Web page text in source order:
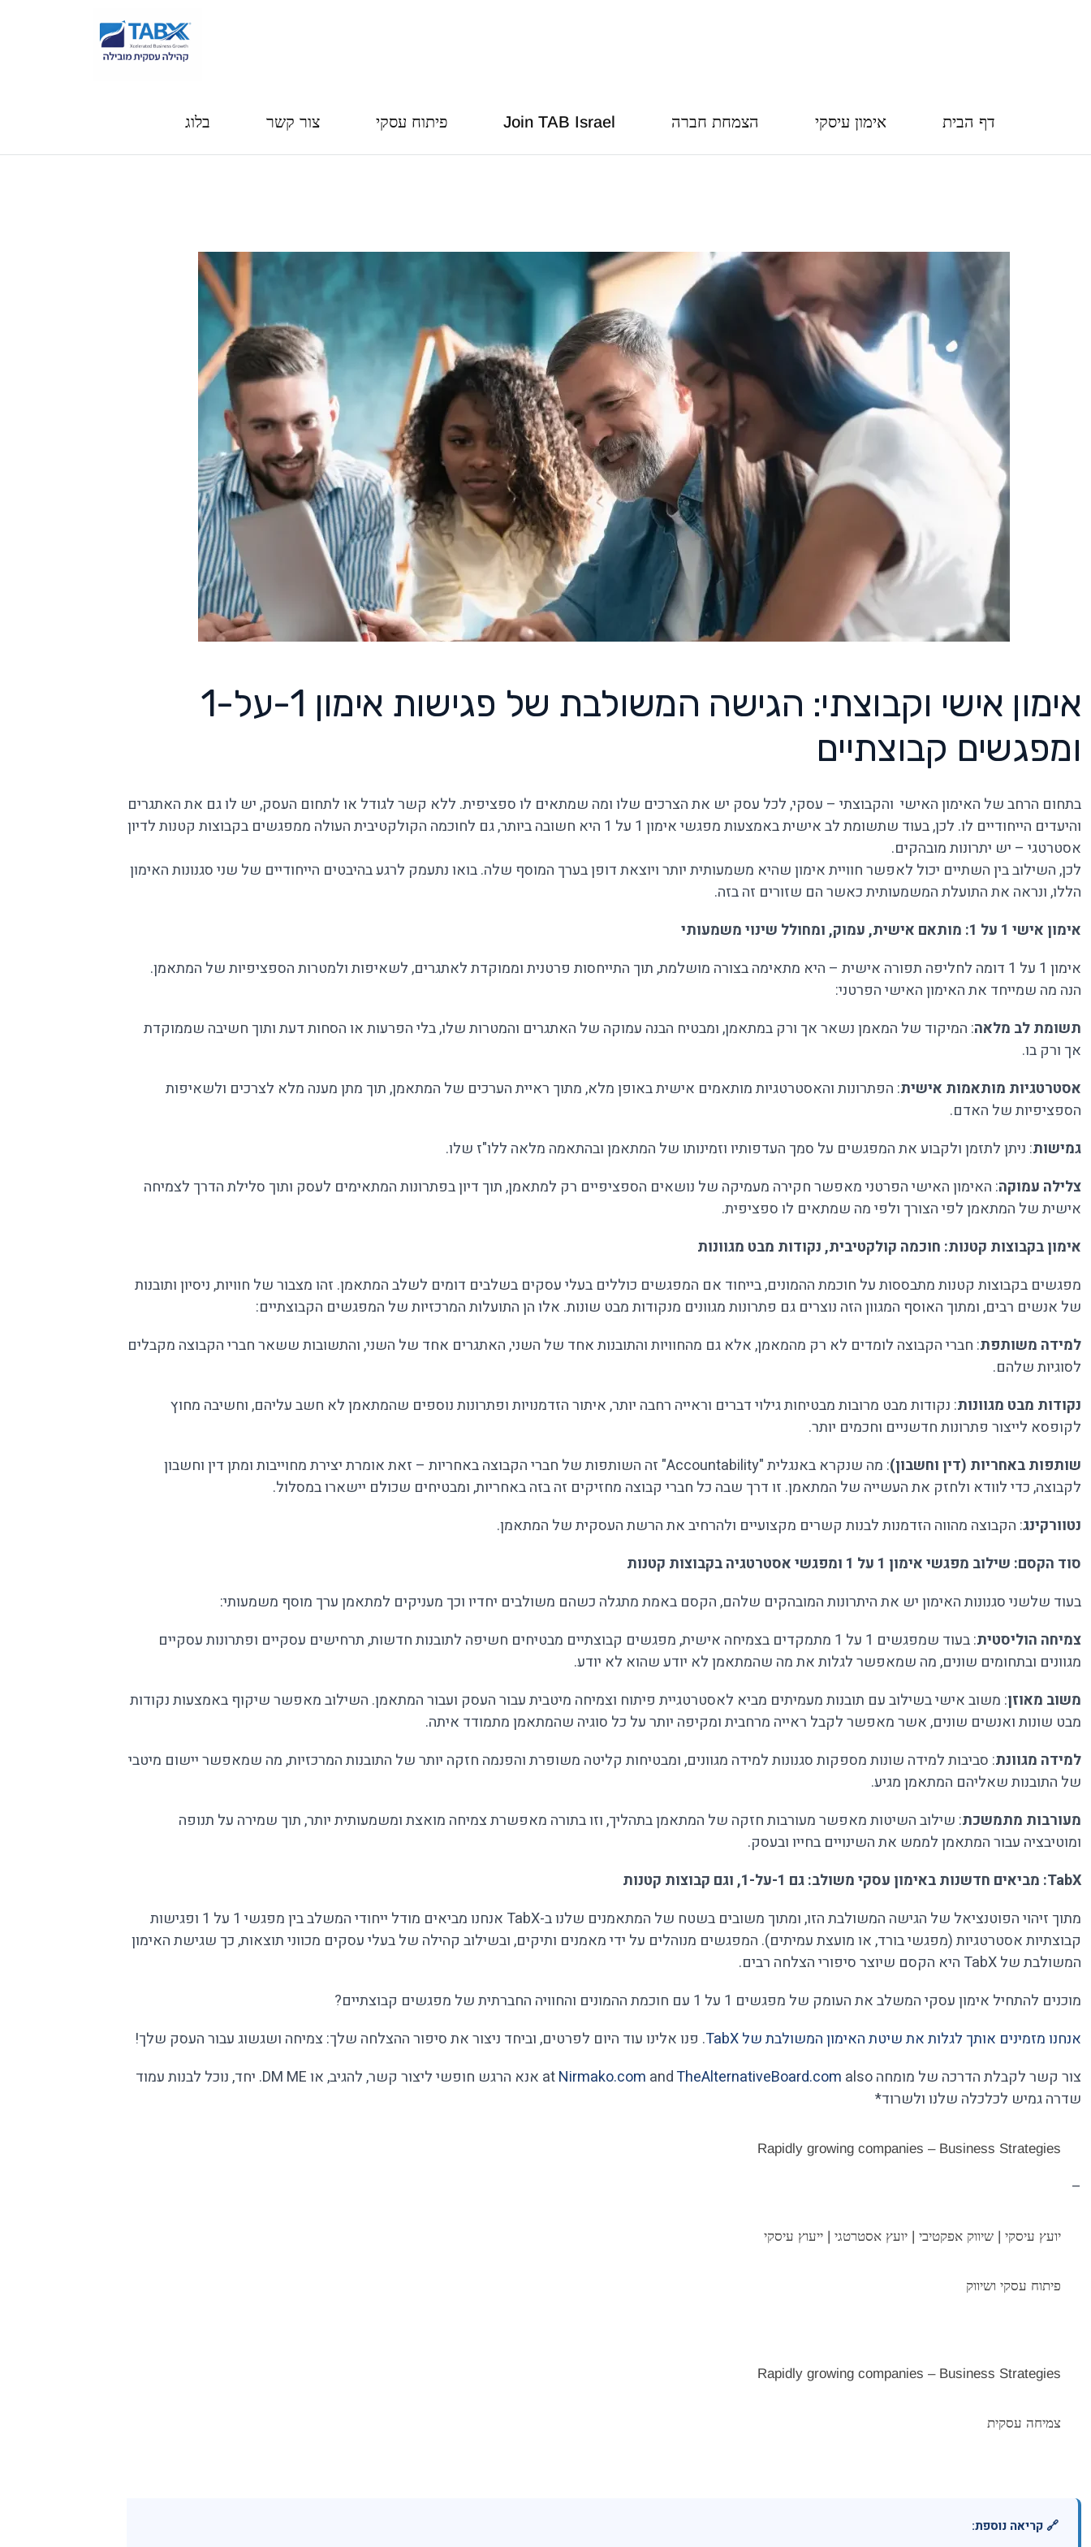
דף הבית אימון עיסקי הצמחת חברה Join TAB Israel פיתוח עסקי צור קשר בלוג
אימון אישי וקבוצתי: הגישה המשולבת של פגישות אימון 1-על-1
ומפגשים קבוצתיים
בתחום הרחב של האימון האישי והקבוצתי – עסקי, לכל עסק יש את הצרכים שלו ומה שמתאים לו ספציפית. ללא קשר לגודל או לתחום העסק, יש לו גם את האתגרים
והיעדים הייחודיים לו. לכן, בעוד שתשומת לב אישית באמצעות מפגשי אימון 1 על 1 היא חשובה ביותר, גם לחוכמה הקולקטיבית העולה ממפגשים בקבוצות קטנות לדיון
אסטרטגי – יש יתרונות מובהקים.
לכן, השילוב בין השתיים יכול לאפשר חוויית אימון שהיא משמעותית יותר ויוצאת דופן בערך המוסף שלה. בואו נתעמק לרגע בהיבטים הייחודיים של שני סגנונות האימון
הללו, ונראה את התועלת המשמעותית כאשר הם שזורים זה בזה.
אימון אישי 1 על 1: מותאם אישית, עמוק, ומחולל שינוי משמעותי
אימון 1 על 1 דומה לחליפה תפורה אישית – היא מתאימה בצורה מושלמת, תוך התייחסות פרטנית וממוקדת לאתגרים, לשאיפות ולמטרות הספציפיות של המתאמן.
הנה מה שמייחד את האימון האישי הפרטני:
תשומת לב מלאה: המיקוד של המאמן נשאר אך ורק במתאמן, ומבטיח הבנה עמוקה של האתגרים והמטרות שלו, בלי הפרעות או הסחות דעת ותוך חשיבה שממוקדת
אך ורק בו.
אסטרטגיות מותאמות אישית: הפתרונות והאסטרטגיות מותאמים אישית באופן מלא, מתוך ראיית הערכים של המתאמן, תוך מתן מענה מלא לצרכים ולשאיפות
הספציפיות של האדם.
גמישות: ניתן לתזמן ולקבוע את המפגשים על סמך העדפותיו וזמינותו של המתאמן ובהתאמה מלאה ללו"ז שלו.
צלילה עמוקה: האימון האישי הפרטני מאפשר חקירה מעמיקה של נושאים הספציפיים רק למתאמן, תוך דיון בפתרונות המתאימים לעסק ותוך סלילת הדרך לצמיחה
אישית של המתאמן לפי הצורך ולפי מה שמתאים לו ספציפית.
אימון בקבוצות קטנות: חוכמה קולקטיבית, נקודות מבט מגוונות
מפגשים בקבוצות קטנות מתבססות על חוכמת ההמונים, בייחוד אם המפגשים כוללים בעלי עסקים בשלבים דומים לשלב המתאמן. זהו מצבור של חוויות, ניסיון ותובנות
של אנשים רבים, ומתוך האוסף המגוון הזה נוצרים גם פתרונות מגוונים מנקודות מבט שונות. אלו הן התועלות המרכזיות של המפגשים הקבוצתיים:
למידה משותפת: חברי הקבוצה לומדים לא רק מהמאמן, אלא גם מהחוויות והתובנות אחד של השני, האתגרים אחד של השני, והתשובות ששאר חברי הקבוצה מקבלים
לסוגיות שלהם.
נקודות מבט מגוונות: נקודות מבט מרובות מבטיחות גילוי דברים וראייה רחבה יותר, איתור הזדמנויות ופתרונות נוספים שהמתאמן לא חשב עליהם, וחשיבה מחוץ
לקופסא לייצור פתרונות חדשניים וחכמים יותר.
שותפות באחריות (דין וחשבון)
: מה שנקרא באנגלית "Accountability" זה השותפות של חברי הקבוצה באחריות – זאת אומרת יצירת מחוייבות ומתן דין וחשבון
לקבוצה, כדי לוודא ולחזק את העשייה של המתאמן. זו דרך שבה כל חברי קבוצה מחזיקים זה בזה באחריות, ומבטיחים שכולם יישארו במסלול.
נטוורקינג: הקבוצה מהווה הזדמנות לבנות קשרים מקצועיים ולהרחיב את הרשת העסקית של המתאמן.
סוד הקסם: שילוב מפגשי אימון 1 על 1 ומפגשי אסטרטגיה בקבוצות קטנות
בעוד שלשני סגנונות האימון יש את היתרונות המובהקים שלהם, הקסם באמת מתגלה כשהם משולבים יחדיו וכך מעניקים למתאמן ערך מוסף משמעותי:
צמיחה הוליסטית
: בעוד שמפגשים 1 על 1 מתמקדים בצמיחה אישית, מפגשים קבוצתיים מבטיחים חשיפה לתובנות חדשות, תרחישים עסקיים ופתרונות עסקיים
מגוונים ובתחומים שונים, מה שמאפשר לגלות את מה שהמתאמן לא יודע שהוא לא יודע.
משוב מאוזן: משוב אישי בשילוב עם תובנות מעמיתים מביא לאסטרטגיית פיתוח וצמיחה מיטבית עבור העסק ועבור המתאמן. השילוב מאפשר שיקוף באמצעות נקודות
מבט שונות ואנשים שונים, אשר מאפשר לקבל ראייה מרחבית ומקיפה יותר על כל סוגיה שהמתאמן מתמודד איתה.
למידה מגוונת: סביבות למידה שונות מספקות סגנונות למידה מגוונים, ומבטיחות קליטה משופרת והפנמה חזקה יותר של התובנות המרכזיות, מה שמאפשר יישום מיטבי
של התובנות שאליהם המתאמן מגיע.
מעורבות מתמשכת: שילוב השיטות מאפשר מעורבות חזקה של המתאמן בתהליך, וזו בתורה מאפשרת צמיחה מואצת ומשמעותית יותר, תוך שמירה על תנופה
ומוטיבציה עבור המתאמן לממש את השינויים בחייו ובעסק.
TabX: מביאים חדשנות באימון עסקי משולב: גם 1-על-1, וגם קבוצות קטנות
מתוך זיהוי הפוטנציאל של הגישה המשולבת הזו, ומתוך משובים בשטח של המתאמנים שלנו ב-TabX אנחנו מביאים מודל ייחודי המשלב בין מפגשי 1 על 1 ופגישות
קבוצתיות אסטרטגיות (מפגשי בורד, או מועצת עמיתים). המפגשים מנוהלים על ידי מאמנים ותיקים, ובשילוב קהילה של בעלי עסקים מכווני תוצאות, כך שגישת האימון
המשולבת של TabX היא הקסם שיוצר סיפורי הצלחה רבים.
מוכנים להתחיל אימון עסקי המשלב את העומק של מפגשים 1 על 1 עם חוכמת ההמונים והחוויה החברתית של מפגשים קבוצתיים?
אנחנו מזמינים אותך לגלות את שיטת האימון המשולבת של TabX
. פנו אלינו עוד היום לפרטים, וביחד ניצור את סיפור ההצלחה שלך: צמיחה ושגשוג עבור העסק שלך!
צור קשר לקבלת הדרכה של מומחה at
Nirmako.com andTheAlternativeBoard.com
also אנא הרגש חופשי ליצור קשר, להגיב, או DM ME. יחד, נוכל לבנות עמוד
שדרה גמיש לכלכלה שלנו ולשרוד*
Rapidly growing companies – Business Strategies
–
יועץ עיסקי | שיווק אפקטיבי | יועץ אסטרטגי | ייעוץ עיסקי
פיתוח עסקי ושיווק
Rapidly growing companies – Business Strategies
צמיחה עסקית
🔗 קריאה נוספת: